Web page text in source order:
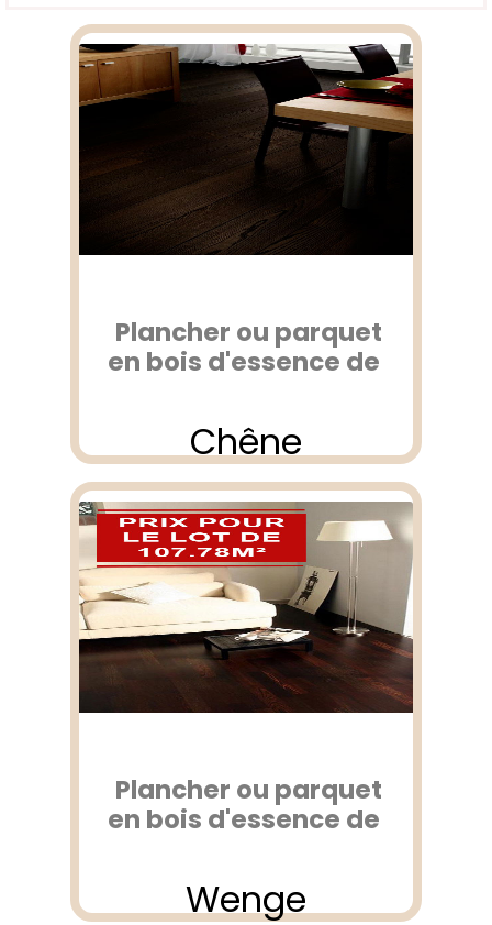
Plancher ou parquet
en bois d'essence de
Chêne
Plancher ou parquet
en bois d'essence de
Wenge